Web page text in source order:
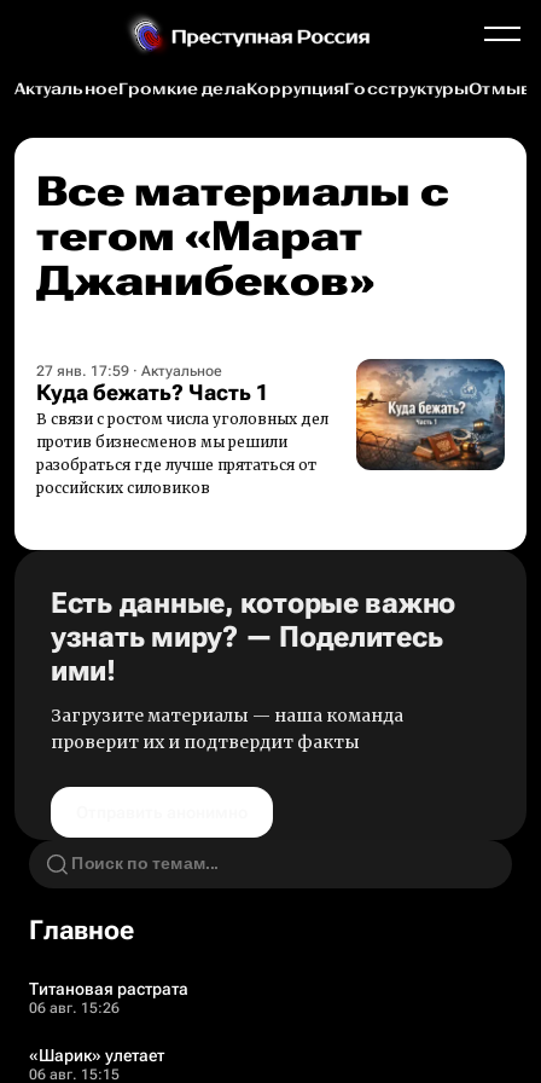
АктуальноеГромкие делаКоррупцияГосструктуры
Все материалы c
тегом «Марат
Джанибеков»
27 янв. 17:59 · Актуальное
Куда бежать? Часть 1
В связи с ростом числа уголовных дел
против бизнесменов мы решили
разобраться где лучше прятаться от
российских силовиков
Есть данные, которые важно
узнать миру? — Поделитесь
ими!
Загрузите материалы — наша команда
проверит их и подтвердит факты
Главное
Титановая растрата
06 авг. 15:26
«Шарик» улетает
06 авг. 15:15